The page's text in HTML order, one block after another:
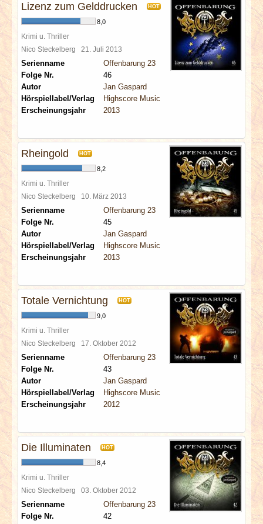
Lizenz zum Gelddrucken HOT
8,0
Krimi u. Thriller
Nico Steckelberg 21. Juli 2013
Serienname
Offenbarung 23
Folge Nr.
46
Autor
Jan Gaspard
Hörspiellabel/Verlag
Highscore Music
Erscheinungsjahr
2013
Rheingold HOT
8,2
Krimi u. Thriller
Nico Steckelberg 10. März 2013
Serienname
Offenbarung 23
Folge Nr.
45
Autor
Jan Gaspard
Hörspiellabel/Verlag
Highscore Music
Erscheinungsjahr
2013
Totale Vernichtung HOT
9,0
Krimi u. Thriller
Nico Steckelberg 17. Oktober 2012
Serienname
Offenbarung 23
Folge Nr.
43
Autor
Jan Gaspard
Hörspiellabel/Verlag
Highscore Music
Erscheinungsjahr
2012
Die Illuminaten HOT
8,4
Krimi u. Thriller
Nico Steckelberg 03. Oktober 2012
Serienname
Offenbarung 23
Folge Nr.
42